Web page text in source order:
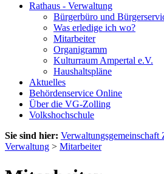
Rathaus - Verwaltung
Bürgerbüro und
Was erledige ich wo?
Mitarbeiter
Organigramm
Kulturraum Ampertal e.V.
Haushaltspläne
Aktuelles
Behördenservice Online
Über die VG-Zolling
Volkshochschule
Sie sind hier: Verwaltungsgemeinschaft
Verwaltung > Mitarbeiter